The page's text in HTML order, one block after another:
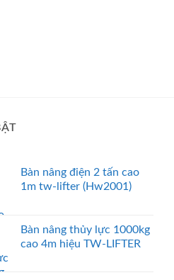
Bàn nâng điện 2 tấn cao
1m tw-lifter (Hw2001)
Bàn nâng thủy lực 1000kg
cao 4m hiệu TW-LIFTER